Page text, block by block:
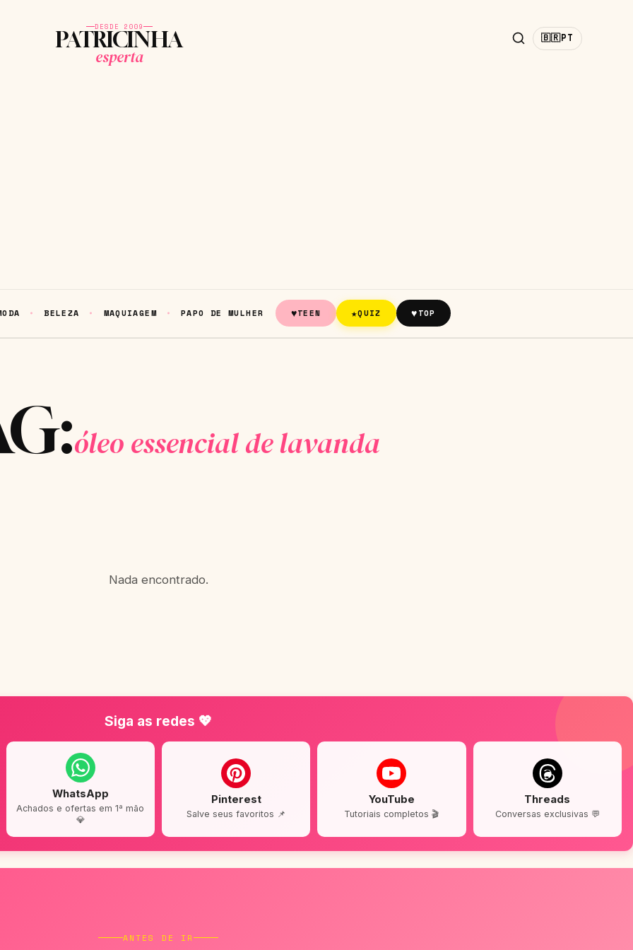
DESDE 2009
PATRICINHA
esperta
🇧🇷PT
BELEZA MAQUIAGEM PAPO DE MULHER ♥TEEN ★QUIZ ♥TOP
óleo essencial de lavanda
Nada encontrado.
Siga as redes 💖
WhatsApp
Achados e ofertas em 1ª mão
💎
Pinterest
Salve seus favoritos 📌
YouTube
Tutoriais completos 🎬
Threads
Conversas exclusivas 💬
ANTES DE IR